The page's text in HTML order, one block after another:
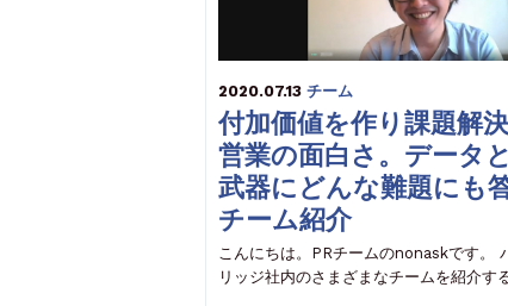
2020.07.13 チーム
付加価値を作り課題解
営業の面白さ。データ
武器にどんな難題に
チーム紹介
こんにちは。PRチームのnonaskです。
リッジ社内のさまざまなチームを紹介す